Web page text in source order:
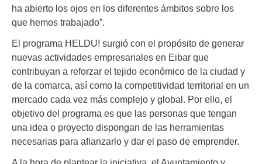
ha abierto los ojos en los diferentes ámbitos sobre los
que hemos trabajado”.
El programa HELDU! surgió con el propósito de generar
nuevas actividades empresariales en Eibar que
contribuyan a reforzar el tejido económico de la ciudad y
de la comarca, así como la competitividad territorial en un
mercado cada vez más complejo y global. Por ello, el
objetivo del programa es que las personas que tengan
una idea o proyecto dispongan de las herramientas
necesarias para afianzarlo y dar el paso de emprender.